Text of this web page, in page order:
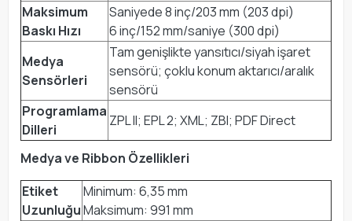
Maksimum
Baskı Hızı
Saniyede 8 inç/203 mm (203 dpi)
6 inç/152 mm/saniye (300 dpi)
Medya
Sensörleri
Tam genişlikte yansıtıcı/siyah işaret
sensörü; çoklu konum aktarıcı/aralık
sensörü
Programlama
Dilleri
ZPL II; EPL 2; XML; ZBI; PDF Direct
Medya ve Ribbon Özellikleri
Etiket
Uzunluğu
Minimum: 6,35 mm
Maksimum: 991 mm